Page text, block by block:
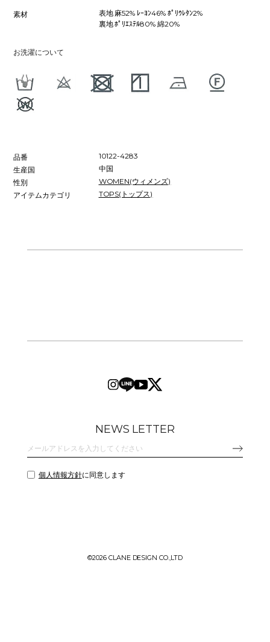
素材
表地 麻52% ﾚｰﾖﾝ46% ﾎﾟﾘｳﾚﾀﾝ2%
裏地 ﾎﾟﾘｴｽﾃﾙ80% 綿20%
お洗濯について
品番
10122-4283
生産国
中国
性別
WOMEN(ウィメンズ)
アイテムカテゴリ
TOPS(トップス)
NEWS LETTER
個人情報方針に同意します
©2026 CLANE DESIGN CO.,LTD